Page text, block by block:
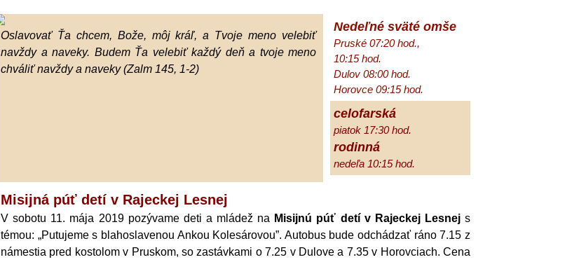
Oslavovať Ťa chcem, Bože, môj kráľ, a Tvoje meno velebiť
navždy a naveky. Budem Ťa velebiť každý deň a tvoje meno
chváliť navždy a naveky (Zalm 145, 1-2)
Nedeľné sväté omše
Pruské 07:20 hod.,
10:15 hod.
Dulov 08:00 hod.
Horovce 09:15 hod.
celofarská
piatok 17:30 hod.
rodinná
nedeľa 10:15 hod.
Misijná púť detí v Rajeckej Lesnej
V sobotu 11. mája 2019 pozývame deti a mládež na Misijnú púť detí v Rajeckej Lesnejs
témou: „Putujeme s blahoslavenou Ankou Kolesárovou”. Autobus bude odchádzať ráno 7.15 z
námestia pred kostolom v Pruskom, so zastávkami o 7.25 v Dulove a 7.35 v Horovciach. Cena